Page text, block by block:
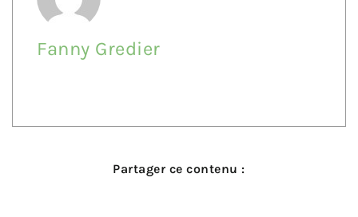
Fanny Gredier
Partager ce contenu :